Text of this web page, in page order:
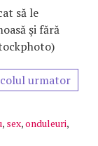
să le
şi fără
urmator
, sex,onduleuri,